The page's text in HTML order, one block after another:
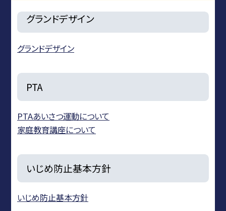
グランドデザイン
グランドデザイン
PTA
PTAあいさつ運動について
家庭教育講座について
いじめ防止基本方針
いじめ防止基本方針